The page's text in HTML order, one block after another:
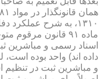
۱۳۱۰، به شرح
ماده ۹۱ قانون
اسناد رسمی و مباشرین
داده اند) واحد بوده
و مباشرین ثبت در تنظیم